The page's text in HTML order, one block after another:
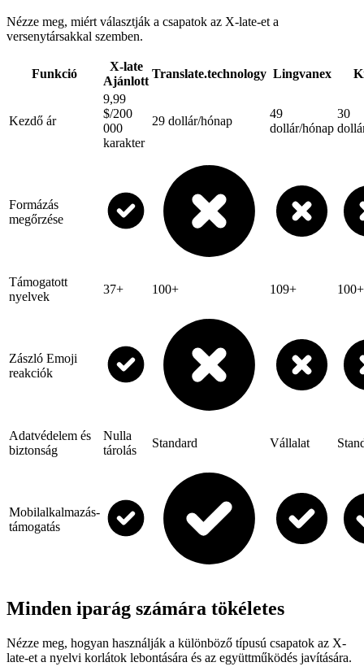
Nézze meg, miért választják a csapatok az X-late-et a
versenytársakkal szemben.
Funkció
X-late
Ajánlott
Translate.technology Lingvanex
Kezdő ár
9,99
$/200
000
karakter
29 dollár/hónap
49
dollár/hónap
30
Formázás
megőrzése
Támogatott
nyelvek
37+ 100+ 109+ 100+
Zászló Emoji
reakciók
Adatvédelem és
biztonság
Nulla
tárolás
Standard Vállalat
Mobilalkalmazás-
támogatás
Minden iparág számára tökéletes
Nézze meg, hogyan használják a különböző típusú csapatok az X-
late-et a nyelvi korlátok lebontására és az együttműködés javítására.